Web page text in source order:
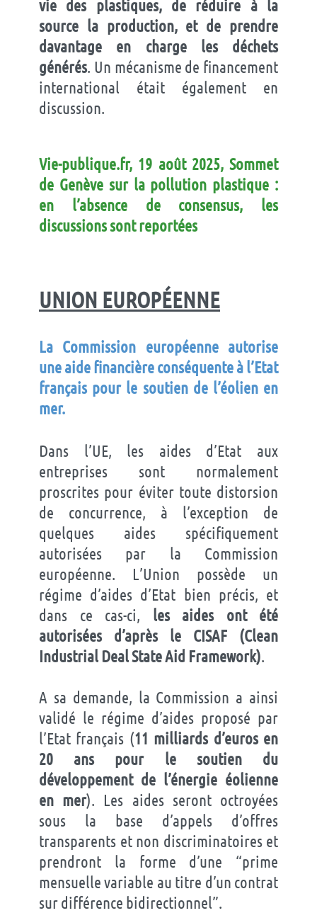
vie des plastiques, de réduire à la
source la production, et de prendre
davantage en charge les déchets
générés. Un mécanisme de financement
international était également en
discussion.
Vie-publique.fr, 19 août 2025, Sommet
de Genève sur la pollution plastique :
en l’absence de consensus, les
discussions sont reportées
UNION EUROPÉENNE
La Commission européenne autorise
une aide financière conséquente à l’Etat
français pour le soutien de l’éolien en
mer.
Dans l’UE, les aides d’Etat aux
entreprises sont normalement
proscrites pour éviter toute distorsion
de concurrence, à l’exception de
quelques aides spécifiquement
autorisées par la Commission
européenne. L’Union possède un
régime d’aides d’Etat bien précis, et
dans ce cas-ci, les aides ont été
autorisées d’après le CISAF (Clean
Industrial Deal State Aid Framework).
A sa demande, la Commission a ainsi
validé le régime d’aides proposé par
l’Etat français (11 milliards d’euros en
20 ans pour le soutien du
développement de l’énergie éolienne
en mer). Les aides seront octroyées
sous la base d’appels d’offres
transparents et non discriminatoires et
prendront la forme d’une “prime
mensuelle variable au titre d’un contrat
sur différence bidirectionnel”.